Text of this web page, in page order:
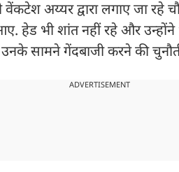
वेंकटेश अय्यर द्वारा लगाए जा
भी शांत नहीं रहे और उन्होंने
उनके सामने गेंदबाजी करने की
ADVERTISEMENT